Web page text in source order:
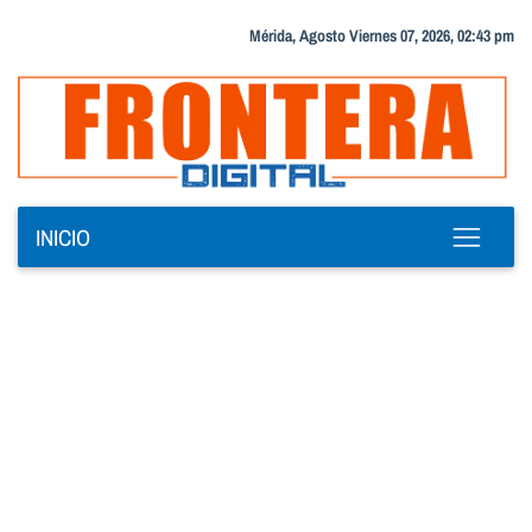
Mérida, Agosto Viernes 07, 2026, 02:43 pm
INICIO